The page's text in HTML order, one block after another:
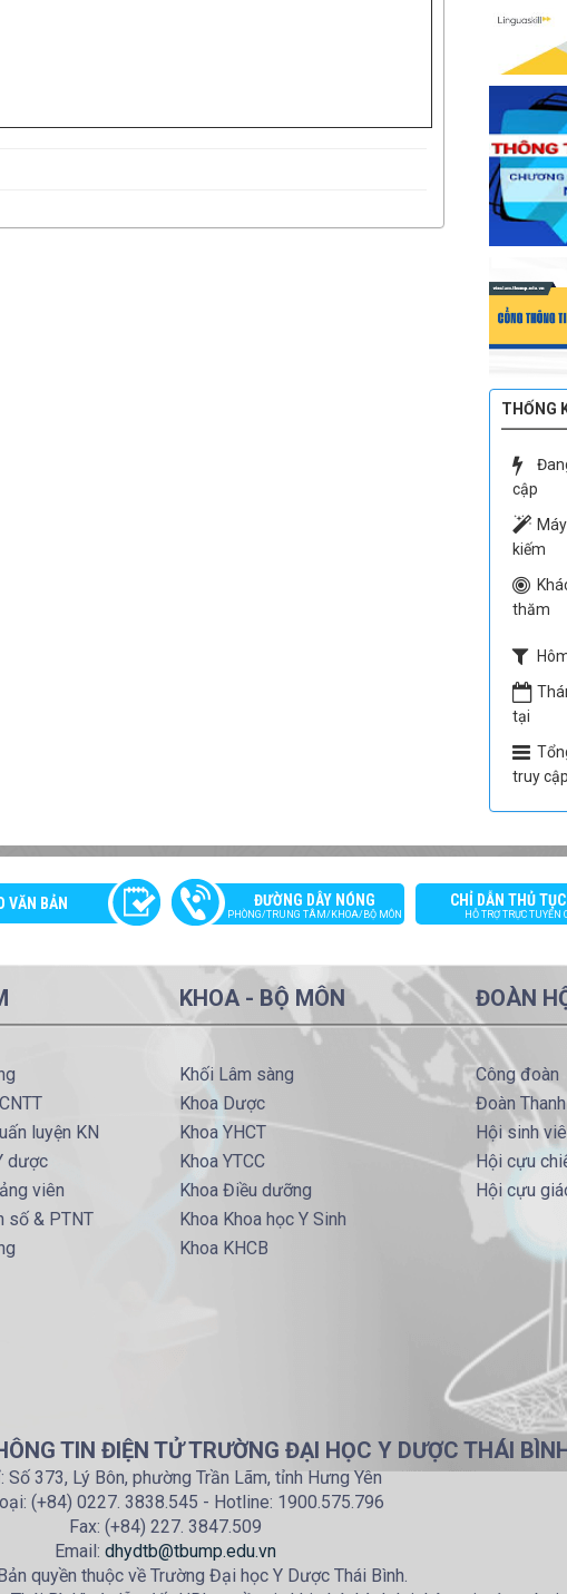
THỐNG
cập
kiếm
thăm
tại
truy cập
VĂN BẢN ĐƯỜNG DÂY NÓNG
PHÒNG/TRUNG TÂM/KHOA/BỘ MÔN
CHỈ DẪN THỦ
HỖ TRỢ TRỰC TUYẾN
luyện KN
dược
viên
số & PTNT
KHOA - BỘ MÔN
Khối Lâm sàng
Khoa Dược
Khoa YHCT
Khoa YTCC
Khoa Điều dưỡng
Khoa Khoa học Y Sinh
Khoa KHCB
ĐOÀN
Công đoàn
Đoàn
Hội sinh
Hội cựu
Hội cựu
TIN ĐIỆN TỬ TRƯỜNG ĐẠI HỌC Y DƯỢC THÁI
Số 373, Lý Bôn, phường Trần Lãm, tỉnh Hưng Yên
(+84) 0227. 3838.545 - Hotline: 1900.575.796
Fax: (+84) 227. 3847.509
Email: dhydtb@tbump.edu.vn
quyền thuộc về Trường Đại học Y Dược Thái Bình.